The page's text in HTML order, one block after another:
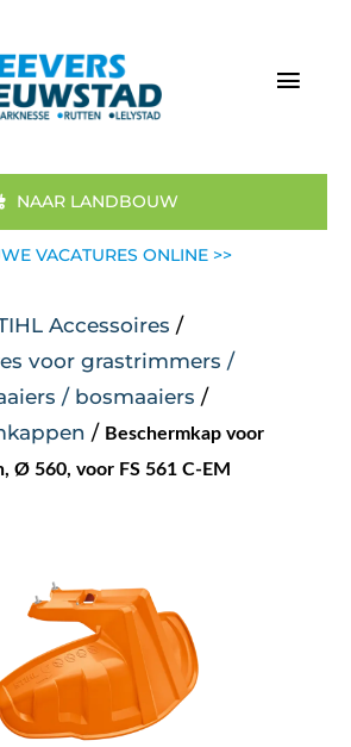
Aanbod
STIHL
Occasions
Nieuws
Over ons
Vacatures
NAAR LANDBOUW
VACATURES ONLINE >>
Accessoires /
voor grastrimmers /
/ bosmaaiers /
/ Beschermkap voor
Ø 560, voor FS 561 C-EM